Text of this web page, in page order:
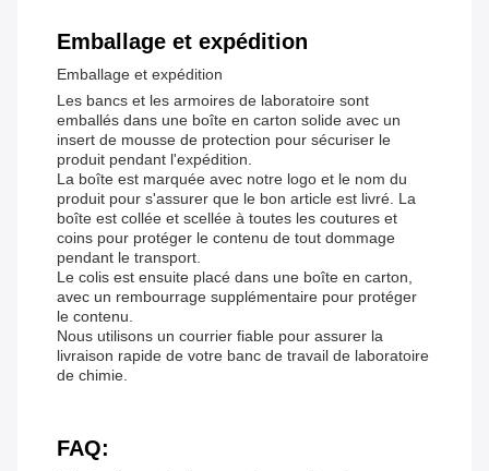
Emballage et expédition
Emballage et expédition
Les bancs et les armoires de laboratoire sont
emballés dans une boîte en carton solide avec un
insert de mousse de protection pour sécuriser le
produit pendant l'expédition.
La boîte est marquée avec notre logo et le nom du
produit pour s'assurer que le bon article est livré. La
boîte est collée et scellée à toutes les coutures et
coins pour protéger le contenu de tout dommage
pendant le transport.
Le colis est ensuite placé dans une boîte en carton,
avec un rembourrage supplémentaire pour protéger
le contenu.
Nous utilisons un courrier fiable pour assurer la
livraison rapide de votre banc de travail de laboratoire
de chimie.
FAQ: